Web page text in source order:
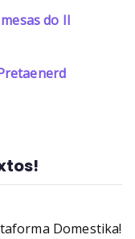
do II
Domestika!